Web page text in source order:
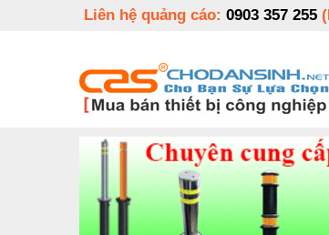
Liên hệ quảng cáo: 0903 357 255